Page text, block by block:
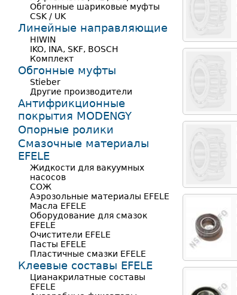
Обгонные шариковые муфты
CSK / UK
Линейные направляющие
HIWIN
IKO, INA, SKF, BOSCH
Комплект
Обгонные муфты
Stieber
Другие производители
Антифрикционные
покрытия MODENGY
Опорные ролики
Смазочные материалы
EFELE
Жидкости для вакуумных
насосов
СОЖ
Аэрозольные материалы EFELE
Масла EFELE
Оборудование для смазок
EFELE
Очистители EFELE
Пасты EFELE
Пластичные смазки EFELE
Клеевые составы EFELE
Цианакрилатные составы
EFELE